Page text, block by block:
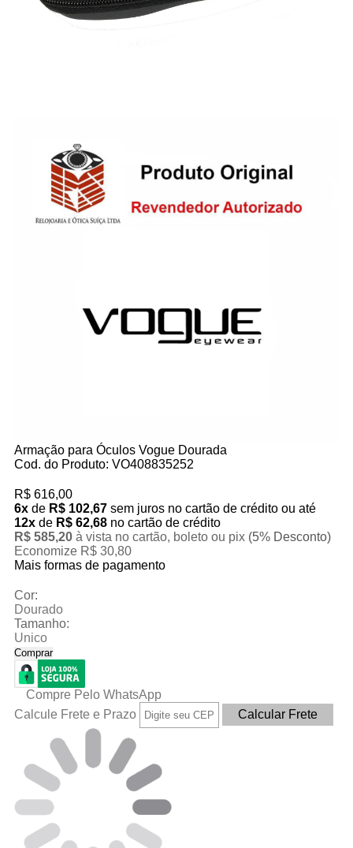
Armação para Óculos Vogue Dourada
Cod. do Produto: VO408835252
R$ 616,00
6xde R$ 102,67 sem juros no cartão de crédito ou até
12xde R$ 62,68no cartão de crédito
R$ 585,20 à vista no cartão, boleto ou pix (5% Desconto)
Economize R$ 30,80
Mais formas de pagamento
Cor:
Dourado
Tamanho:
Unico
Comprar
Compre Pelo WhatsApp
Calcule Frete e Prazo